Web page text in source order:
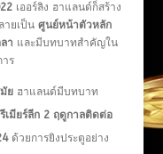
เออร์ลิง ฮาแลนด์ก็สร้าง
ายเป็น ศูนย์หน้าตัวหลัก
า และมีบทบาทสำคัญใน
ร
ยฮาแลนด์มีบทบาท
มียร์ลีก 2 ฤดูกาลติดต่อ
ด้วยการยิงประตูอย่าง